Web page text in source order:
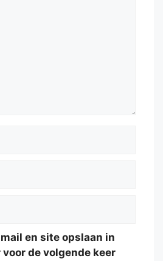
en site opslaan in
de volgende keer